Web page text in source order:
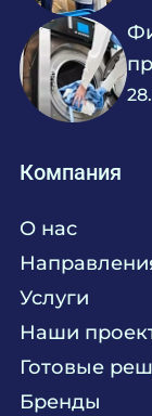
Компания
О нас
Кухня
Прачечная
Текстиль
Услуги
Поставка
Сервисное
Наши
Готовые
Бренды